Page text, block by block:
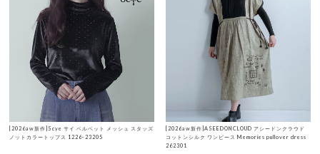
[2026aw新作]Scye サイ ベルベット メッシュ スタッズ
ノットカラートップス 1226-23205
[2026aw新作]ASEEDONCLOUD アシードンクラウド
コットンシルク ワンピース Memories pullover dress
262301